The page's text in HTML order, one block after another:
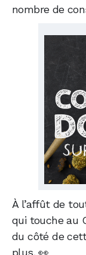
nombre de
À l’affût de
qui touche au
du côté de
plus. 👀